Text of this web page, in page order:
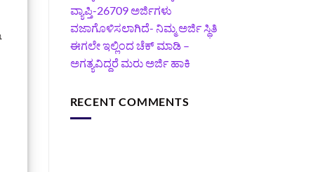
ವ್ಯಾಪ್ತಿ-26709 ಅರ್ಜಿಗಳು
ವಜಾಗೊಳಿಸಲಾಗಿದೆ- ನಿಮ್ಮ ಅರ್ಜಿ ಸ್ಥಿತಿ
ಈಗಲೇ ಇಲ್ಲಿಂದ ಚೆಕ್ ಮಾಡಿ –
ಅಗತ್ಯವಿದ್ದರೆ ಮರು ಅರ್ಜಿ ಹಾಕಿ
RECENT COMMENTS